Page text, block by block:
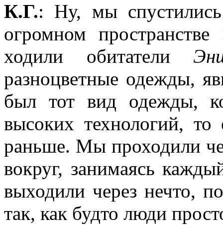
К.Г.: Ну, мы
огромном
ходили обитатели
разноцветные одежды,
был тот вид одежды,
высоких технологий,
раньше. Мы проходили
вокруг, занимаясь
выходили через нечто,
так, как будто люди